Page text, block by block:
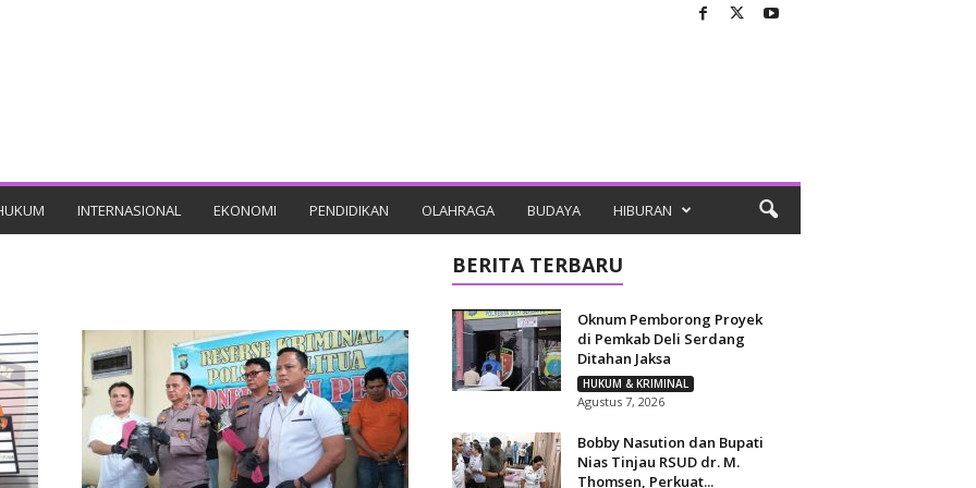
INTERNASIONAL EKONOMI PENDIDIKAN OLAHRAGA BUDAYA HIBURAN
BERITA TERBARU
Oknum Pemborong Proyek
di Pemkab Deli Serdang
Ditahan Jaksa
HUKUM & KRIMINAL
Agustus 7, 2026
Bobby Nasution dan Bupati
Nias Tinjau RSUD dr. M.
Thomsen, Perkuat...